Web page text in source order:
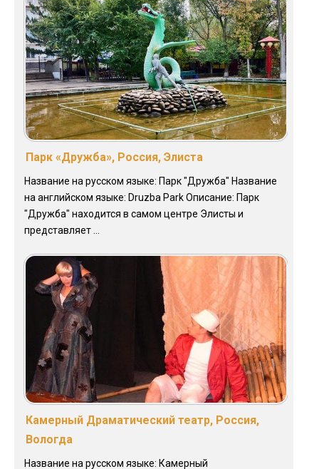
Парк «Дружба», Россия, Элиста
Название на русском языке: Парк "Дружба" Название
на английском языке: Druzba Park Описание: Парк
"Дружба" находится в самом центре Элисты и
представляет ...
Камерный Драматический театр, Россия,
Вологда
Название на русском языке: Камерный